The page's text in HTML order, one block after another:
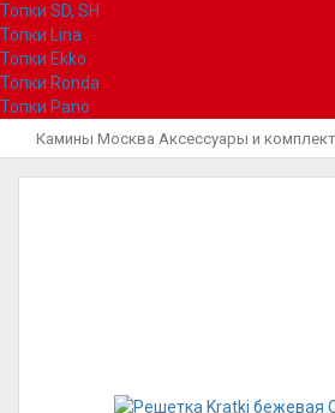
Топки SD, SH
Топки Lina
Топки Ekko
Топки Ronda
Топки Pano
Камины Москва Аксессуары и